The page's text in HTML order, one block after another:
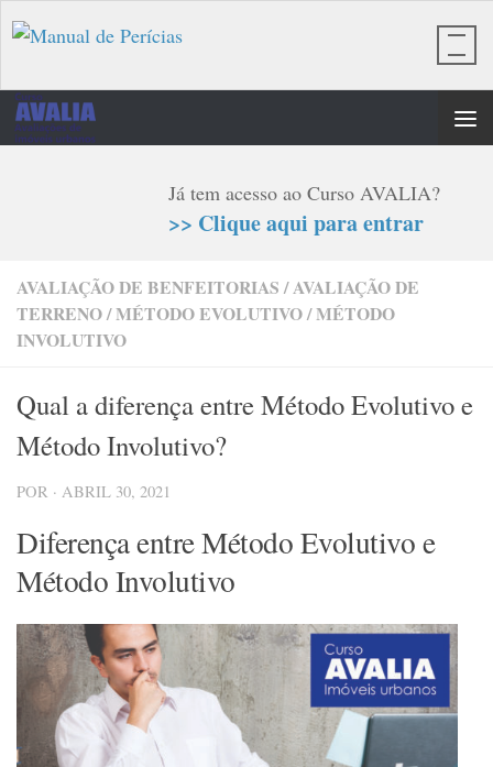
Skip to content
Já tem acesso ao Curso AVALIA?
>> Clique aqui para entrar
AVALIAÇÃO DE BENFEITORIAS /AVALIAÇÃO DE
TERRENO/MÉTODO EVOLUTIVO/MÉTODO
INVOLUTIVO
Qual a diferença entre Método Evolutivo e
Método Involutivo?
POR · ABRIL 30, 2021
Diferença entre Método Evolutivo e
Método Involutivo